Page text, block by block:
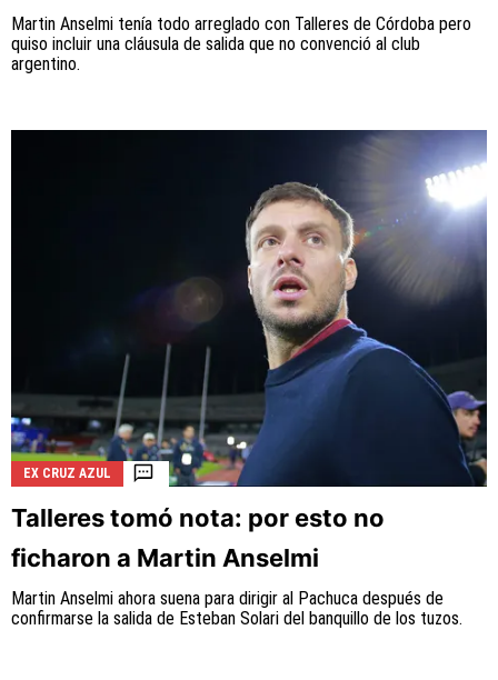
Martin Anselmi tenía todo arreglado con Talleres de Córdoba pero
quiso incluir una cláusula de salida que no convenció al club
argentino.
EX CRUZ AZUL
Talleres tomó nota: por esto no
ficharon a Martin Anselmi
Martin Anselmi ahora suena para dirigir al Pachuca después de
confirmarse la salida de Esteban Solari del banquillo de los tuzos.